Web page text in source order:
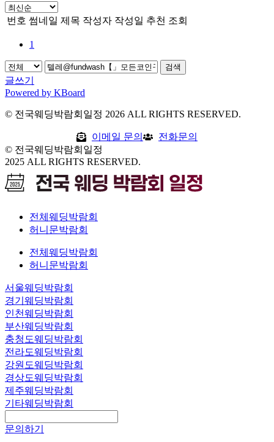
웹페이지, 메일, 팩스, 전화 등을 통해 이용자의 개인정보가 수집될 수 있습니
다. 오프라인에서 진행되는 이벤트 등에서 서면을 통해 개인정보가 수집될 수
있습니다.
합니다. 처리하고 있는 개인정보는 다음의 목적 이외의 용도로는 이용되지 않
동의를 받는 등 필요한 조치를 이행할 예정입니다.
1. 홈페이지 회원 가입 및 관리 회원 가입 의사 확인, 회원제 서비스 제공에 따
른 본인 식별․인증, 회원자격 유지․관리, 제한적 본인확인제 시행에 따른 본인
확인, 서비스 부정 이용 방지, 만 14세 미만 아동의 개인정보처리 시 법정대리
인의 동의 여부 확인, 각종 고지․통지, 고충 처리 등을 목적으로 개인정보를 처
리합니다. 2. 재화 또는 서비스 제공 물품 배송, 서비스 제공, 계약서 및 청구서
채권추심 등을 목적으로 개인정보를 처리합니다. 3. 고충 처리 민원인의 신원
확인, 민원사항 확인, 사실조사를 위한 연락․통지, 처리 결과 통보 등의 목적으
로 개인정보를 처리합니다.
제2조 (개인정보의 처리 및 보유기간) ① 회사는 법령에 따른 개인정보 보유,
이용 기간 또는 정보주체로부터 개인정보를 수집 시에 동의 받은 개인정보 보
유, 이용 기간 내에서 개인정보를 처리, 보유합니다. ② 각각의 개인정보 처리
1. 홈페이지 회원 가입 및 관리 : 사업자/단체 홈페이지 탈퇴 시까지 다만, 다음
의 사유에 해당하는 경우에는 해당 사유 종료 시까지 2. 관계 법령 위반에 따른
수사, 조사 등이 진행 중인 경우에는 해당 수사, 조사 종료 시까지 3. 홈페이지
4. 재화 또는 서비스 제공 : 재화․서비스 공급완료 및 요금결제․정산 완료 시까
지 다만, 다음의 사유에 해당하는 경우에는 해당 기간 종료 시까지 5. 「전자상
행 등 거래에 관한 기록 - 표시․광고에 관한 기록 : 6월 - 계약 또는 청약 철회,
대금결제, 재화 등의 공급기록 : 5년 - 소비자 불만 또는 분쟁 처리에 관한 기록
: 3년 1. 「통신비밀보호법」 제41조에 따른 통신사실확인자료 보관 - 가입자
전기통신일시, 개시․종료 시간, 상대방 가입자 번호, 사용도수, 발신기지국 위
치추적자료 : 1년 - 컴퓨터 통신, 인터넷 로그 기록자료, 접속지 추적자료 : 3개
월
제3조 (개인정보의 제3자 제공) *운영시간 10:00~19:00(화~토 근무 / 일,월요일
휴무) 소니미디어 / 더퍼스트웨딩은 개인정보보호법에 의거 귀하의 개인정보
를 아래와 같이 제3자 제공하는 것에 대해 동의를 받고자 합니다. 개인정보를
제공받는 자 : 소나미디어 / 더 퍼스트웨딩 개인정보 보호책임자 : 010-2300-
7108, 김병우 Fax.02-6008-0004 / E-mail : [thefirstwedding@naver.com]
(mailto:thefirstwedding@naver.com)
① 회사는 정보주체의 개인정보를 제1조(개인정보의 처리목적)에서 명시한
범위 내에서만 처리하며, 정보주체의 동의, 법률의 특별한 규정 등 개인정보
보호법 제17조에 해당하는 경우에만 개인정보를 제3자에게 제공합니다. ② 회
번호 썸네일 제목 작성자 작성일 추천 조회
1
검색
글쓰기
Powered by KBoard
© 전국웨딩박람회일정 2026 ALL RIGHTS RESERVED.
이메일 문의
전화문의
© 전국웨딩박람회일정
2025 ALL RIGHTS RESERVED.
전체웨딩박람회
허니문박람회
전체웨딩박람회
허니문박람회
서울웨딩박람회
경기웨딩박람회
인천웨딩박람회
부산웨딩박람회
충청도웨딩박람회
전라도웨딩박람회
강원도웨딩박람회
경상도웨딩박람회
제주웨딩박람회
기타웨딩박람회
문의하기